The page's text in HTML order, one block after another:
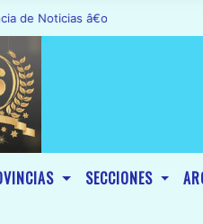
â€œA1 Noticiasâ€, fue
SECCIONES